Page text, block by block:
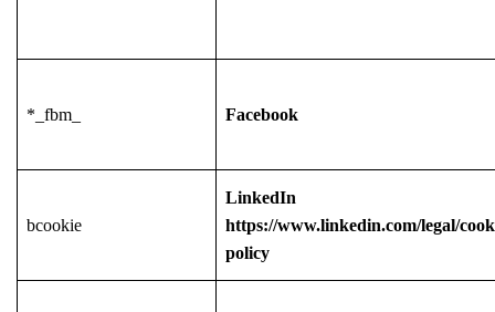
*_fbm_ Facebook
bcookie
LinkedIn
https://www.linkedin.com/legal/
policy